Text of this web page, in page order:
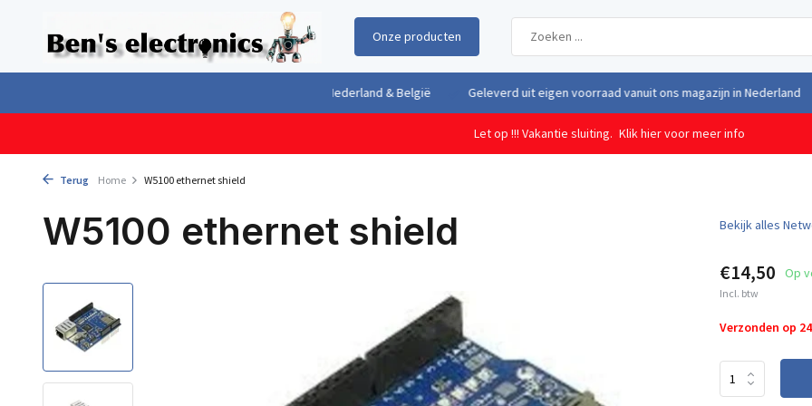
Onze producten
Geleverd uit eigen voorraad vanuit ons magazijn in Nederland Gratis
Let op !!! Vakantie sluiting. Klik hier voor meer info
Terug Home W5100 ethernet shield
W5100 ethernet shield Bekijk alles
€14,50 Op
Incl. btw
Verzonden op